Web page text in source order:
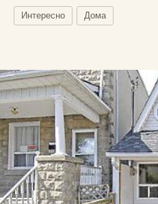
Интересно Дома